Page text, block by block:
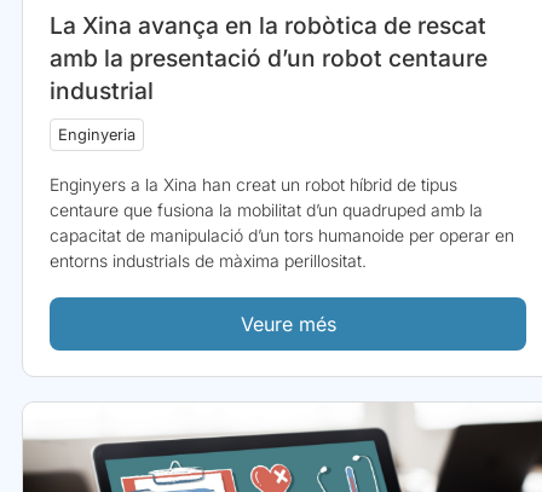
La Xina avança en la robòtica de rescat
amb la presentació d’un robot centaure
industrial
Enginyeria
Enginyers a la Xina han creat un robot híbrid de tipus
centaure que fusiona la mobilitat d’un quadruped amb la
capacitat de manipulació d’un tors humanoide per operar en
entorns industrials de màxima perillositat.
Veure més